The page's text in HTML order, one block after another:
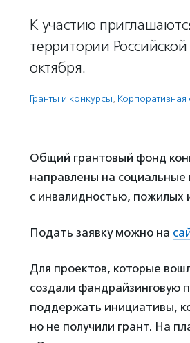
К участию
территории
октября.
Гранты и конкурсы, Корпоративная
Общий грантовый фонд
направлены на
с инвалидностью, пожилых
Подать заявку можно на
Для проектов, которые
создали фандрайзинговую
поддержать инициативы,
но не получили грант. На